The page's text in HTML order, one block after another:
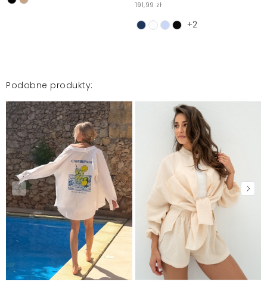
191,99 zł
+2
Podobne produkty: